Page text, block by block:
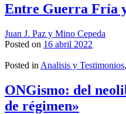
Entre Guerra Fría
Juan J. Paz y Mino Cepeda
Posted on 16 abril 2022
Posted in Analisis y Testimonios,
ONGismo: del
de régimen»